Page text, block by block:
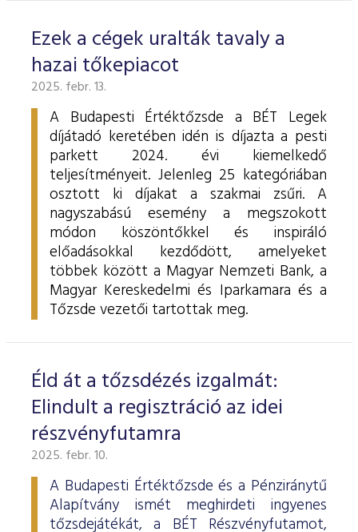
Ezek a cégek uralták tavaly a
hazai tőkepiacot
2025. febr. 13.
A Budapesti Értéktőzsde a BÉT Legek
díjátadó keretében idén is díjazta a pesti
parkett 2024. évi kiemelkedő
teljesítményeit. Jelenleg 25 kategóriában
osztott ki díjakat a szakmai zsűri. A
nagyszabású esemény a megszokott
módon köszöntőkkel és inspiráló
előadásokkal kezdődött, amelyeket
többek között a Magyar Nemzeti Bank, a
Magyar Kereskedelmi és Iparkamara és a
Tőzsde vezetői tartottak meg.
Éld át a tőzsdézés izgalmát:
Elindult a regisztráció az idei
részvényfutamra
2025. febr. 10.
A Budapesti Értéktőzsde és a Pénziránytű
Alapítvány ismét meghirdeti ingyenes
tőzsdejátékát, a BÉT Részvényfutamot,